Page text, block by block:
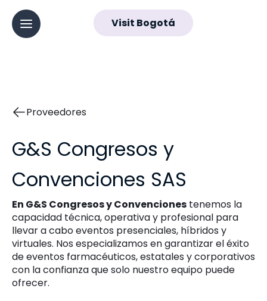
Abrir menú principal
Navegación
Visit Bogotá
Proveedores
G&S Congresos y
Convenciones SAS
En G&S Congresos y Convenciones tenemos la
capacidad técnica, operativa y profesional para
llevar a cabo eventos presenciales, híbridos y
virtuales. Nos especializamos en garantizar el éxito
de eventos farmacéuticos, estatales y corporativos
con la confianza que solo nuestro equipo puede
ofrecer.